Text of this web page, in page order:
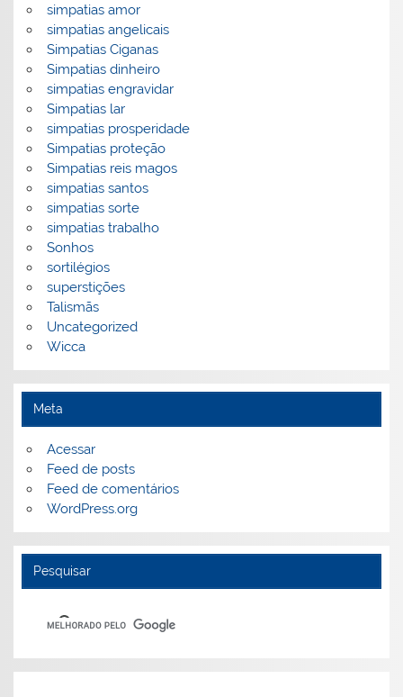
simpatias amor
simpatias angelicais
Simpatias Ciganas
Simpatias dinheiro
simpatias engravidar
Simpatias lar
simpatias prosperidade
Simpatias proteção
Simpatias reis magos
simpatias santos
simpatias sorte
simpatias trabalho
Sonhos
sortilégios
superstições
Talismãs
Uncategorized
Wicca
Meta
Acessar
Feed de posts
Feed de comentários
WordPress.org
Pesquisar